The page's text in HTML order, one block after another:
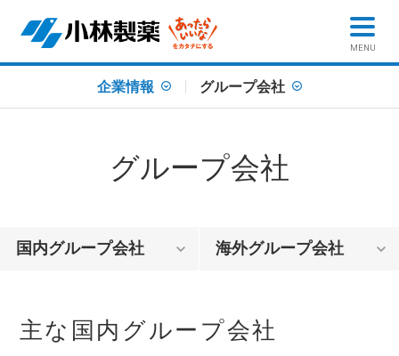
MENU
企業情報 グループ会社
グループ会社
国内グループ会社 海外グループ会社
主な国内グループ会社